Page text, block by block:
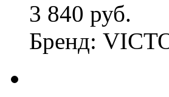
3 840 руб.
Бренд: